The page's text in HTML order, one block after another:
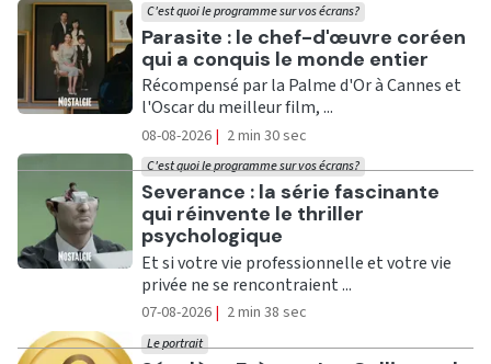
Ecouter
Parasite : le chef-d'œuvre coréen
qui a conquis le monde entier
C'est quoi le programme sur vos écrans?
Récompensé par la Palme d'Or à Cannes et
l'Oscar du meilleur film, ...
08-08-2026 | 2 min 30 sec
Ecouter
Severance : la série fascinante
qui réinvente le thriller
psychologique
C'est quoi le programme sur vos écrans?
Et si votre vie professionnelle et votre vie
privée ne se rencontraient ...
07-08-2026 | 2 min 38 sec
Le portrait